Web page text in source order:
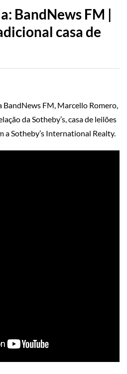
BandNews FM |
casa de
FM, Marcello Romero,
da Sotheby’s, casa de leilões
a Sotheby’s International Realty.